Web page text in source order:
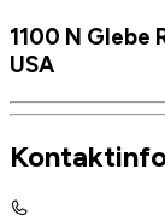
1100 N Glebe
USA